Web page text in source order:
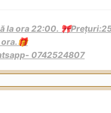
la ora 22:00. 🎀
🎁
0742524807